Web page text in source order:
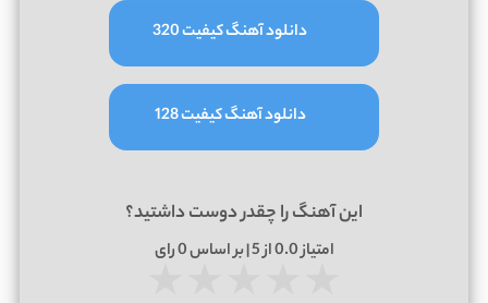
دانلود آهنگ کیفیت 320
دانلود آهنگ کیفیت 128
این آهنگ را چقدر دوست داشتید؟
امتیاز0.0از 5 | بر اساس 0رای